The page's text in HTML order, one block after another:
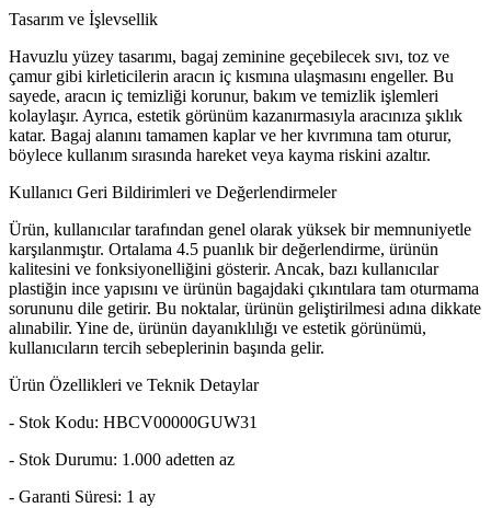
Tasarım ve İşlevsellik
Havuzlu yüzey tasarımı, bagaj zeminine geçebilecek sıvı, toz ve
çamur gibi kirleticilerin aracın iç kısmına ulaşmasını engeller. Bu
sayede, aracın iç temizliği korunur, bakım ve temizlik işlemleri
kolaylaşır. Ayrıca, estetik görünüm kazanırmasıyla aracınıza şıklık
katar. Bagaj alanını tamamen kaplar ve her kıvrımına tam oturur,
böylece kullanım sırasında hareket veya kayma riskini azaltır.
Kullanıcı Geri Bildirimleri ve Değerlendirmeler
Ürün, kullanıcılar tarafından genel olarak yüksek bir memnuniyetle
karşılanmıştır. Ortalama 4.5 puanlık bir değerlendirme, ürünün
kalitesini ve fonksiyonelliğini gösterir. Ancak, bazı kullanıcılar
plastiğin ince yapısını ve ürünün bagajdaki çıkıntılara tam oturmama
sorununu dile getirir. Bu noktalar, ürünün geliştirilmesi adına dikkate
alınabilir. Yine de, ürünün dayanıklılığı ve estetik görünümü,
kullanıcıların tercih sebeplerinin başında gelir.
Ürün Özellikleri ve Teknik Detaylar
- Stok Kodu: HBCV00000GUW31
- Stok Durumu: 1.000 adetten az
- Garanti Süresi: 1 ay